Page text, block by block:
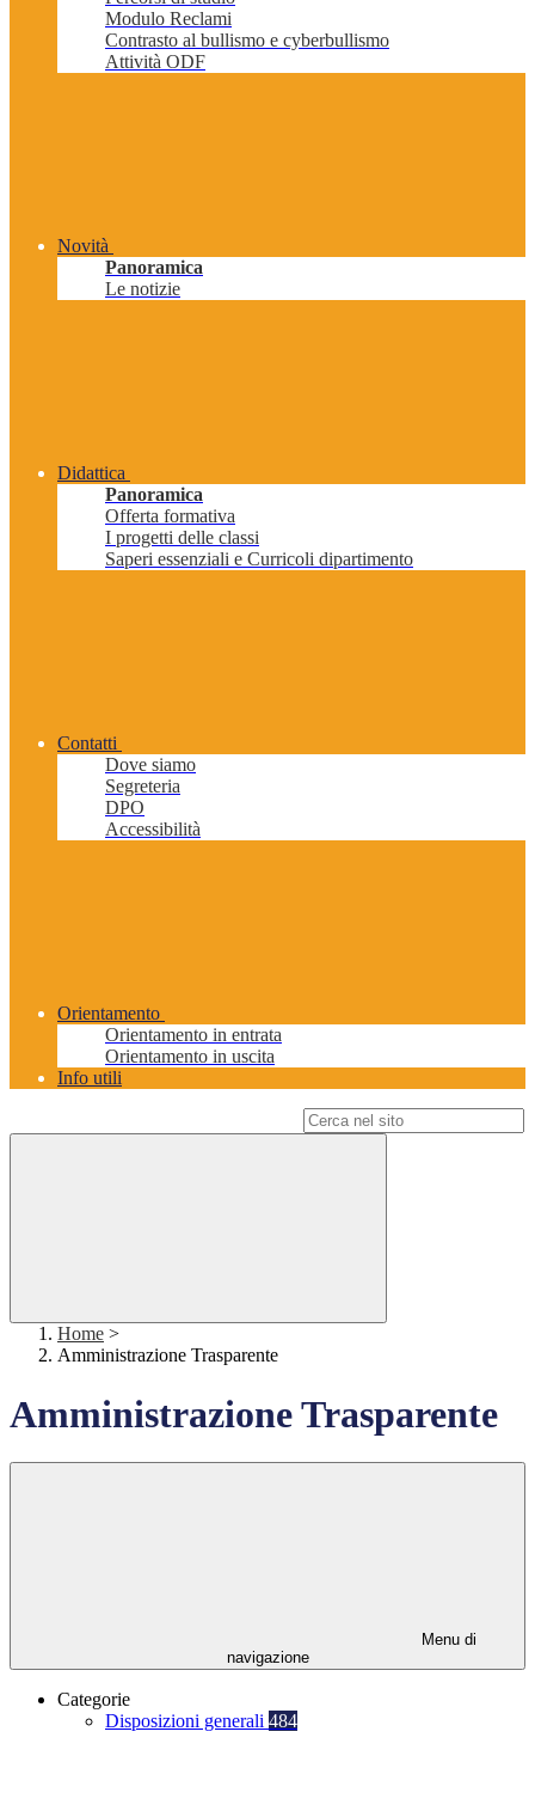
Modulo Reclami
Contrasto al bullismo e cyberbullismo
Attività ODF
Novità
Panoramica
Le notizie
Didattica
Panoramica
Offerta formativa
I progetti delle classi
Saperi essenziali e Curricoli dipartimento
Contatti
Dove siamo
Segreteria
DPO
Accessibilità
Orientamento
Orientamento in entrata
Orientamento in uscita
Info utili
Home >
Amministrazione Trasparente
Amministrazione Trasparente
Menu di
navigazione
Categorie
Disposizioni generali 484